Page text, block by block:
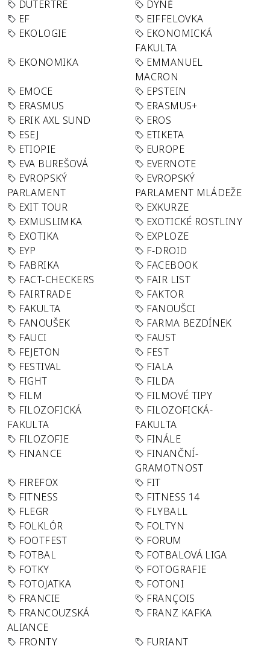
DUTERTRE
DÝNĚ
EF
EIFFELOVKA
EKOLOGIE
EKONOMICKÁ
FAKULTA
EKONOMIKA
EMMANUEL
MACRON
EMOCE
EPSTEIN
ERASMUS
ERASMUS+
ERIK AXL SUND
EROS
ESEJ
ETIKETA
ETIOPIE
EUROPE
EVA BUREŠOVÁ
EVERNOTE
EVROPSKÝ
PARLAMENT
EVROPSKÝ
PARLAMENT MLÁDEŽE
EXIT TOUR
EXKURZE
EXMUSLIMKA
EXOTICKÉ ROSTLINY
EXOTIKA
EXPLOZE
EYP
F-DROID
FABRIKA
FACEBOOK
FACT-CHECKERS
FAIR LIST
FAIRTRADE
FAKTOR
FAKULTA
FANOUŠCI
FANOUŠEK
FARMA BEZDÍNEK
FAUCI
FAUST
FEJETON
FEST
FESTIVAL
FIALA
FIGHT
FILDA
FILM
FILMOVÉ TIPY
FILOZOFICKÁ
FAKULTA
FILOZOFICKÁ-
FAKULTA
FILOZOFIE
FINÁLE
FINANCE
FINANČNÍ-
GRAMOTNOST
FIREFOX
FIT
FITNESS
FITNESS 14
FLEGR
FLYBALL
FOLKLÓR
FOLTYN
FOOTFEST
FORUM
FOTBAL
FOTBALOVÁ LIGA
FOTKY
FOTOGRAFIE
FOTOJATKA
FOTONI
FRANCIE
FRANÇOIS
FRANCOUZSKÁ
ALIANCE
FRANZ KAFKA
FRONTY
FURIANT